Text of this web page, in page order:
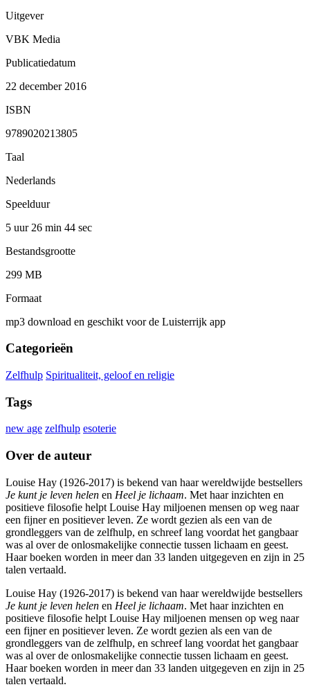
Uitgever
VBK Media
Publicatiedatum
22 december 2016
ISBN
9789020213805
Taal
Nederlands
Speelduur
5 uur 26 min 44 sec
Bestandsgrootte
299 MB
Formaat
mp3 download en geschikt voor de Luisterrijk app
Categorieën
Zelfhulp Spiritualiteit, geloof en religie
Tags
new age zelfhulp esoterie
Over de auteur
Louise Hay (1926-2017) is bekend van haar wereldwijde bestsellers
Je kunt je leven helen en Heel je lichaam. Met haar inzichten en
positieve filosofie helpt Louise Hay miljoenen mensen op weg naar
een fijner en positiever leven. Ze wordt gezien als een van de
grondleggers van de zelfhulp, en schreef lang voordat het gangbaar
was al over de onlosmakelijke connectie tussen lichaam en geest.
Haar boeken worden in meer dan 33 landen uitgegeven en zijn in 25
talen vertaald.
Louise Hay (1926-2017) is bekend van haar wereldwijde bestsellers
Je kunt je leven helen en Heel je lichaam. Met haar inzichten en
positieve filosofie helpt Louise Hay miljoenen mensen op weg naar
een fijner en positiever leven. Ze wordt gezien als een van de
grondleggers van de zelfhulp, en schreef lang voordat het gangbaar
was al over de onlosmakelijke connectie tussen lichaam en geest.
Haar boeken worden in meer dan 33 landen uitgegeven en zijn in 25
talen vertaald.